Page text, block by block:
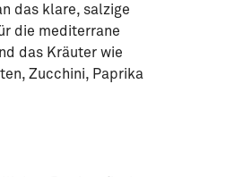
das klare, salzige
die mediterrane
das Kräuter wie
Zucchini, Paprika